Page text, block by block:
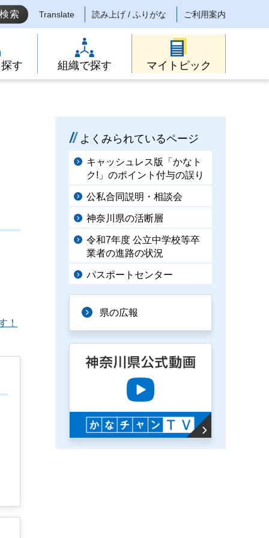
Translate 読み上げ / ふりがな ご利用案内
す 組織で探す マイトピック
！
よくみられているページ
キャッシュレス版「かなト
ク!」のポイント付与の誤り
公私合同説明・相談会
神奈川県の活断層
令和7年度 公立中学校等卒
業者の進路の状況
パスポートセンター
県の広報